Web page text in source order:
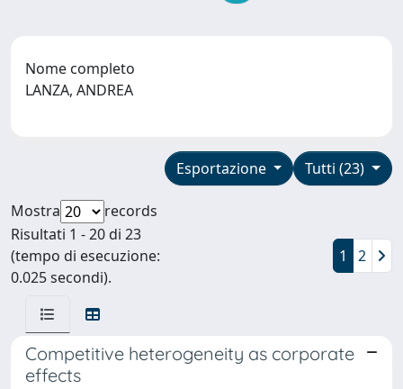
Nome completo
LANZA, ANDREA
Tutti (23)
Esportazione
Mostra
records
Risultati 1 - 20 di 23
(tempo di esecuzione:
0.025 secondi).
1 2
Competitive heterogeneity as corporate
effects